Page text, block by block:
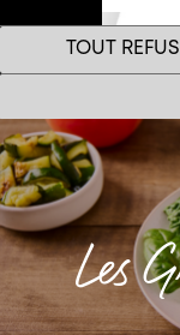
Espace
Pro
Les
Le site internet
TOUT